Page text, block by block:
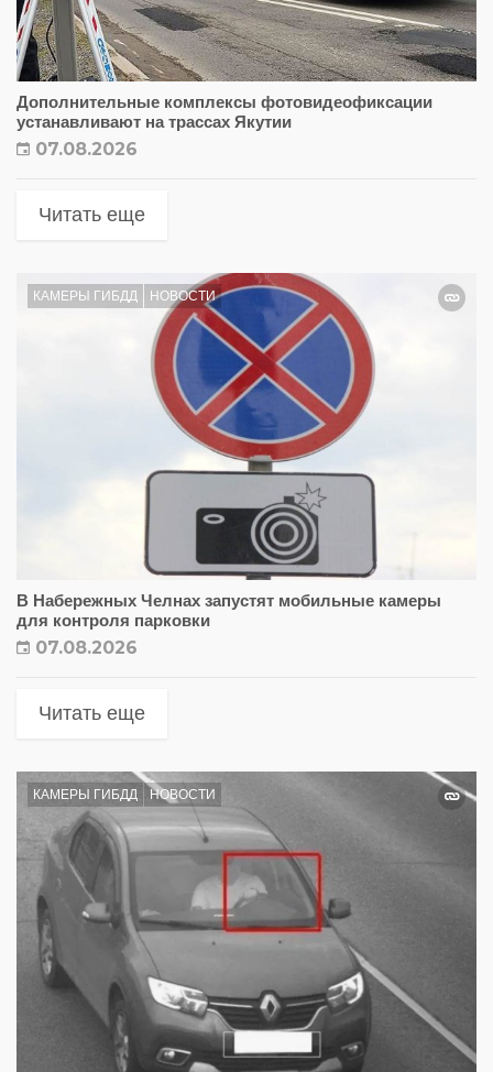
Дополнительные комплексы фотовидеофиксации
устанавливают на трассах Якутии
07.08.2026
Читать еще
КАМЕРЫ ГИБДД НОВОСТИ
В Набережных Челнах запустят мобильные камеры
для контроля парковки
07.08.2026
Читать еще
КАМЕРЫ ГИБДД НОВОСТИ